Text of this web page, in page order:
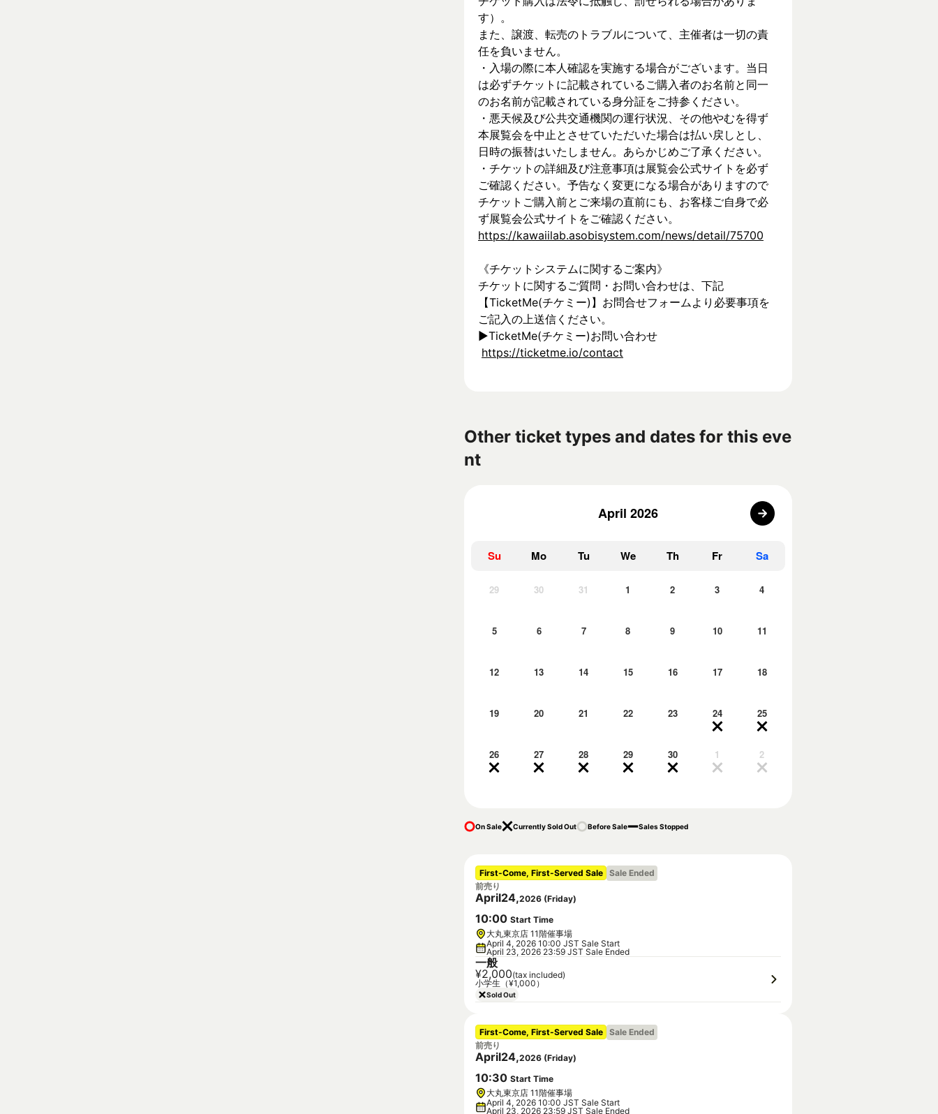
す）。
また、譲渡、転売のトラブルについて、主催者は一切の責
任を負いません。
・入場の際に本人確認を実施する場合がございます。当日
は必ずチケットに記載されているご購入者のお名前と同一
のお名前が記載されている身分証をご持参ください。
・悪天候及び公共交通機関の運行状況、その他やむを得ず
本展覧会を中止とさせていただいた場合は払い戻しとし、
日時の振替はいたしません。あらかじめご了承ください。
・チケットの詳細及び注意事項は展覧会公式サイトを必ず
ご確認ください。予告なく変更になる場合がありますので
チケットご購入前とご来場の直前にも、お客様ご自身で必
ず展覧会公式サイトをご確認ください。
https://kawaiilab.asobisystem.com/news/detail/75700
《チケットシステムに関するご案内》
チケットに関するご質問・お問い合わせは、下記
【TicketMe(チケミー)】お問合せフォームより必要事項を
ご記入の上送信ください。
▶︎TicketMe(チケミー)お問い合わせ
https://ticketme.io/contact
Other ticket types and dates for this eve
nt
April 2026
Su Mo Tu We Th Fr Sa
29 30 31 1 2 3 4
5 6 7 8 9 10 11
12 13 14 15 16 17 18
19 20 21 22 23 24 25
26 27 28 29 30 1 2
On Sale Currently Sold Out Before Sale Sales Stopped
First-Come, First-Served Sale Sale Ended
前売り
April24,2026 (Friday)
10:00 Start Time
大丸東京店 11階催事場
April 4, 2026 10:00 JST Sale Start
April 23, 2026 23:59 JST Sale Ended
一般
¥2,000(tax included)
小学生（¥1,000）
Sold Out
First-Come, First-Served Sale Sale Ended
前売り
April24,2026 (Friday)
10:30 Start Time
大丸東京店 11階催事場
April 4, 2026 10:00 JST Sale Start
April 23, 2026 23:59 JST Sale Ended